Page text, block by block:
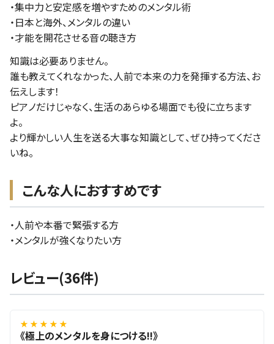
・集中力と安定感を増やすためのメンタル術
・日本と海外、メンタルの違い
・才能を開花させる音の聴き方
知識は必要ありません。
誰も教えてくれなかった、人前で本来の力を発揮する方法、お
伝えします！
ピアノだけじゃなく、生活のあらゆる場面でも役に立ちます
よ。
より輝かしい人生を送る大事な知識として、ぜひ持ってくださ
いね。
こんな人におすすめです
・人前や本番で緊張する方
・メンタルが強くなりたい方
レビュー(36件)
★ ★ ★ ★ ★
《極上のメンタルを身につける!!》